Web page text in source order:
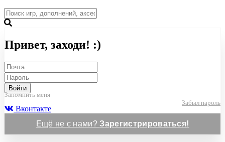
Привет, заходи! :)
Войти
Запомнить меня
Забыл пароль
Вконтакте
Ещё не с нами?Зарегистрироваться!